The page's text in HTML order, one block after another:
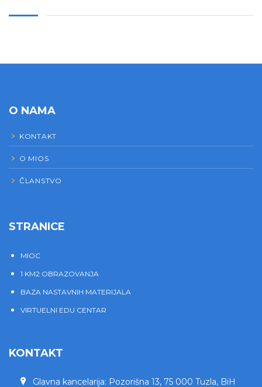
O NAMA
KONTAKT
O MIOS
ČLANSTVO
STRANICE
MIOC
1 KM2 OBRAZOVANJA
BAZA NASTAVNIH MATERIJALA
VIRTUELNI EDU CENTAR
KONTAKT
Glavna kancelarija: Pozorišna 13, 75 000 Tuzla, BiH